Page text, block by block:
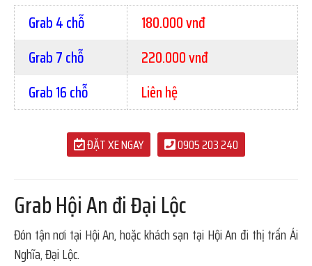
Grab 4 chỗ
180.000 vnđ
Grab 7 chỗ
220.000 vnđ
Grab 16 chỗ
Liên hệ
ĐẶT XE NGAY 0905 203 240
Grab Hội An đi Đại Lộc
Đón tận nơi tại Hội An, hoặc khách sạn tại Hội An đi thị trấn Ái
Nghĩa, Đại Lộc.